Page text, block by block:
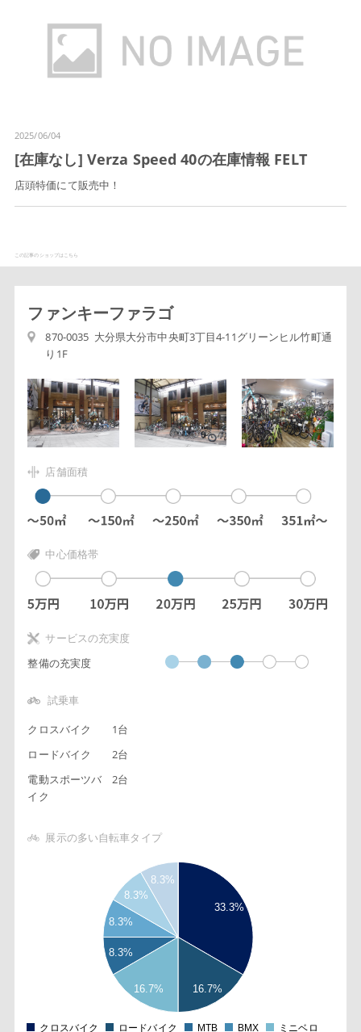
2025/06/04
[在庫なし] Verza Speed 40の在庫情報 FELT
店頭特価にて販売中！
この記事のショップはこちら
ファンキーファラゴ
870-0035 大分県大分市中央町3丁目4-11グリーンヒル竹町通
り1F
店舗面積
中心価格帯
サービスの充実度
整備の充実度
試乗車
クロスバイク
1台
ロードバイク
2台
電動スポーツバ
イク
2台
展示の多い自転車タイプ
33.3%
16.7%
8.3%
16.7%
8.3%
8.3%
8.3%
クロスバイク ロードバイク MTB BMX ミニベロ